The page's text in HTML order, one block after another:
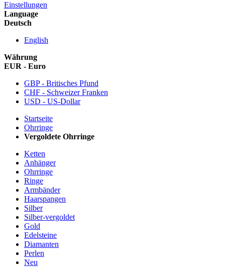
Einstellungen
Language
Deutsch
English
Währung
EUR - Euro
GBP - Britisches Pfund
CHF - Schweizer Franken
USD - US-Dollar
Startseite
Ohrringe
Vergoldete Ohrringe
Ketten
Anhänger
Ohrringe
Ringe
Armbänder
Haarspangen
Silber
Silber-vergoldet
Gold
Edelsteine
Diamanten
Perlen
Neu